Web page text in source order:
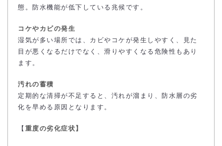
態。防水機能が低下している兆候です。
コケやカビの発生
湿気が多い場所では、カビやコケが発生しやすく、見た
目が悪くなるだけでなく、滑りやすくなる危険性もあり
ます。
汚れの蓄積
定期的な清掃が不足すると、汚れが溜まり、防水層の劣
化を早める原因となります。
【 重度の劣化症状】